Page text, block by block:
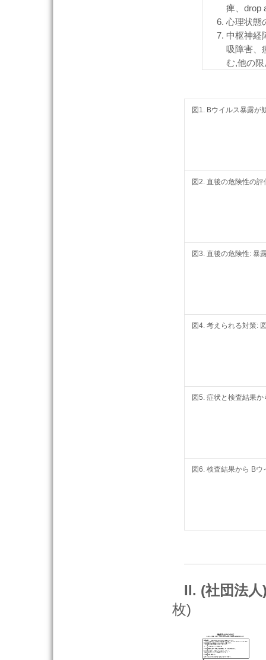
痺、drop
心理状態
中枢神経
吸障害、
む,他の
図1. Bウイルス暴露が
図2. 直後の危険性の
図3. 直後の危険性: 暴
図4. 考えられる対策:
図5. 症状と検査結果
図6. 検査結果から B
II. (社団法
枚)